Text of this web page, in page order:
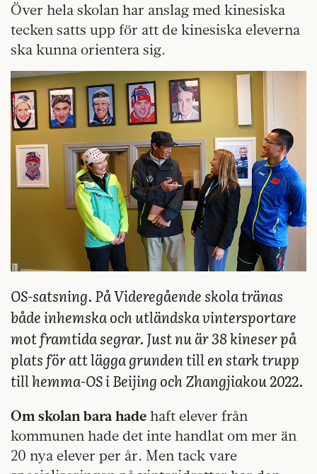
Över hela skolan har anslag med kinesiska
tecken satts upp för att de kinesiska eleverna
ska kunna orientera sig.
OS-satsning. På Videregående skola tränas
både inhemska och utländska vintersportare
mot framtida segrar. Just nu är 38 kineser på
plats för att lägga grunden till en stark trupp
till hemma-OS i Beijing och Zhangjiakou 2022.
Om skolan bara hade haft elever från
kommunen hade det inte handlat om mer än
20 nya elever per år. Men tack vare